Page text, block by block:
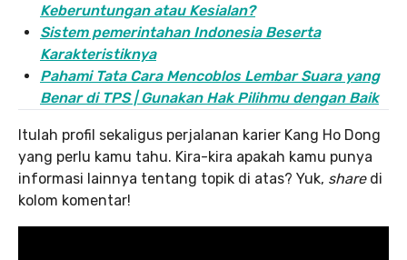
Keberuntungan atau Kesialan?
Sistem pemerintahan Indonesia Beserta
Karakteristiknya
Pahami Tata Cara Mencoblos Lembar Suara yang
Benar di TPS | Gunakan Hak Pilihmu dengan Baik
Itulah profil sekaligus perjalanan karier Kang Ho Dong
yang perlu kamu tahu. Kira-kira apakah kamu punya
informasi lainnya tentang topik di atas? Yuk, sharedi
kolom komentar!